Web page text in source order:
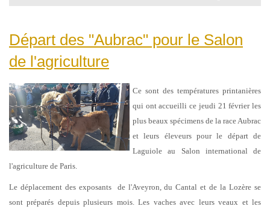
Départ des "Aubrac" pour le Salon
de l'agriculture
Ce sont des températures printanières
qui ont accueilli ce jeudi 21 février les
plus beaux spécimens de la race Aubrac
et leurs éleveurs pour le départ de
Laguiole au Salon international de
l'agriculture de Paris.
Le déplacement des exposants de l'Aveyron, du Cantal et de la Lozère se
sont préparés depuis plusieurs mois. Les vaches avec leurs veaux et les